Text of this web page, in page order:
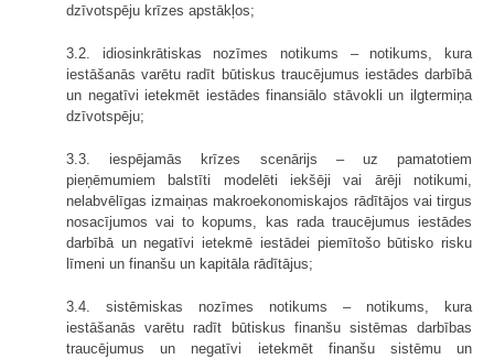
dzīvotspēju krīzes apstākļos;
3.2. idiosinkrātiskas nozīmes notikums – notikums, kura
iestāšanās varētu radīt būtiskus traucējumus iestādes darbībā
un negatīvi ietekmēt iestādes finansiālo stāvokli un ilgtermiņa
dzīvotspēju;
3.3. iespējamās krīzes scenārijs – uz pamatotiem
pieņēmumiem balstīti modelēti iekšēji vai ārēji notikumi,
nelabvēlīgas izmaiņas makroekonomiskajos rādītājos vai tirgus
nosacījumos vai to kopums, kas rada traucējumus iestādes
darbībā un negatīvi ietekmē iestādei piemītošo būtisko risku
līmeni un finanšu un kapitāla rādītājus;
3.4. sistēmiskas nozīmes notikums – notikums, kura
iestāšanās varētu radīt būtiskus finanšu sistēmas darbības
traucējumus un negatīvi ietekmēt finanšu sistēmu un